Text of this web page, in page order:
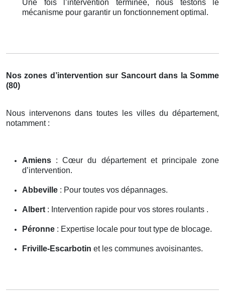
Une fois l’intervention terminée, nous testons le
mécanisme pour garantir un fonctionnement optimal.
Nos zones d’intervention sur Sancourt dans la Somme
(80)
Nous intervenons dans toutes les villes du département,
notamment :
Amiens : Cœur du département et principale zone
d’intervention.
Abbeville : Pour toutes vos dépannages.
Albert : Intervention rapide pour vos stores roulants .
Péronne : Expertise locale pour tout type de blocage.
Friville-Escarbotin et les communes avoisinantes.